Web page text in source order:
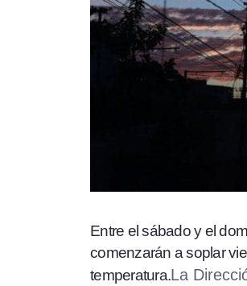
Entre el sábado y el
comenzarán a soplar
temperatura.La